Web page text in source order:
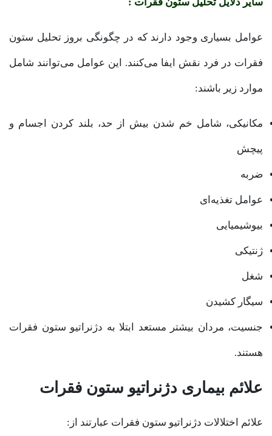
سایر دلایل تحلیل ستون فقرات :
عوامل بسیاری وجود دارند که در چگونگی بروز تحلیل ستون
فقرات در فرد نقش ایفا می‌کنند. این عوامل می‌توانند شامل
موارد زیر باشند:
مکانیکی، شامل خم شدن بیش از حد، بلند کردن اجسام و
پیچش
ضربه
عوامل تغذیه‌ای
بیوشیمیایی
ژنتیکی
شغل
سیگار کشیدن
جنسیت، مردان بیشتر مستعد ابتلا به دژنراتیو ستون فقرات
هستند.
علائم بیماری دژنراتیو ستون فقرات
علائم اختلالات دژنراتیو ستون فقرات عبارتند از: